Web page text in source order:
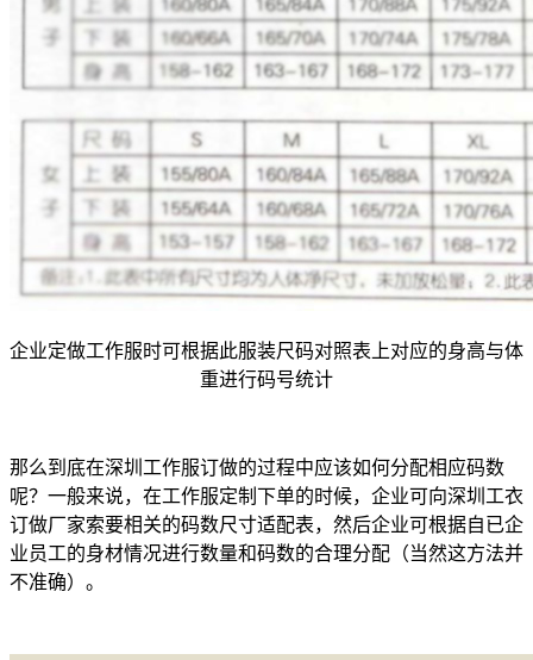
企业定做工作服时可根据此服装尺码对照表上对应的身高与体
重进行码号统计
那么到底在深圳工作服订做的过程中应该如何分配相应码数
呢？一般来说，在工作服定制下单的时候，企业可向深圳工衣
订做厂家索要相关的码数尺寸适配表，然后企业可根据自已企
业员工的身材情况进行数量和码数的合理分配（当然这方法并
不准确）。